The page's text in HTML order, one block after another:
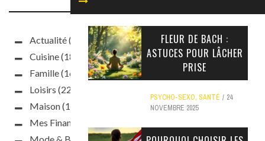
FLEUR DE BACH :
ASTUCES POUR LÂCHER
PRISE
PSYCHO-SEXO, SANTÉ
24
NOVEMBRE 2025
NOS CATÉGORIES
Actualité(93)
Cuisine(187)
Famille(160)
Loisirs (220)
Maison(188)
Mes Finances